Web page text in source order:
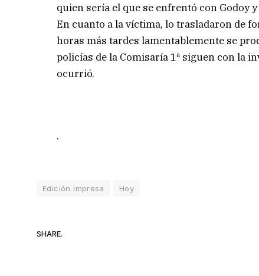
quien sería el que se enfrentó con Godoy
En cuanto a la víctima, lo trasladaron de
horas más tardes lamentablemente se
policías de la Comisaría 1ª siguen con la
ocurrió.
.
Edición Impresa Hoy
SHARE.